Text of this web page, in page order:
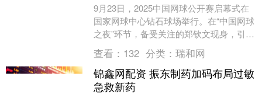
9月23日，2025中国网球公开赛启幕式在
国家网球中心钻石球场举行。在“中国网球
之夜”环节，备受关注的郑钦文现身，引发
阵阵掌声和欢呼。 在被问及今年来到“中
国赛....
查看： 132 分类： 瑞和网
锦鑫网配资 振东制药加码布局过敏
急救新药